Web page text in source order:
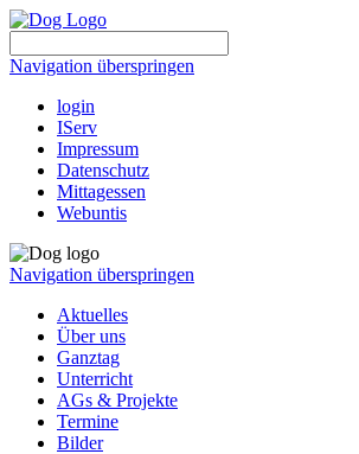
Navigation überspringen
login
IServ
Impressum
Datenschutz
Mittagessen
Webuntis
Navigation überspringen
Aktuelles
Über uns
Ganztag
Unterricht
AGs & Projekte
Termine
Bilder